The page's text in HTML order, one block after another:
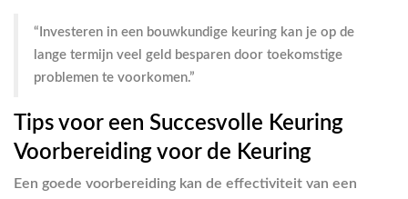
“Investeren in een bouwkundige keuring kan je op de
lange termijn veel geld besparen door toekomstige
problemen te voorkomen.”
Tips voor een Succesvolle Keuring
Voorbereiding voor de Keuring
Een goede voorbereiding kan de effectiviteit van een